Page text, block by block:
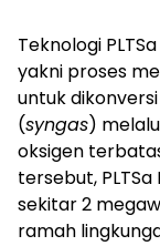
Teknologi
yakni proses
untuk
(syngas)
oksigen
tersebut,
sekitar 2
ramah